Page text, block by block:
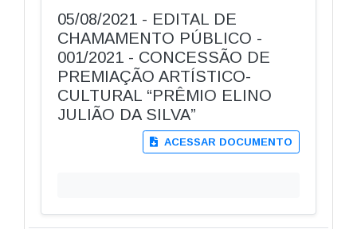
05/08/2021 - EDITAL DE
CHAMAMENTO PÚBLICO -
001/2021 - CONCESSÃO DE
PREMIAÇÃO ARTÍSTICO-
CULTURAL “PRÊMIO ELINO
JULIÃO DA SILVA”
ACESSAR DOCUMENTO